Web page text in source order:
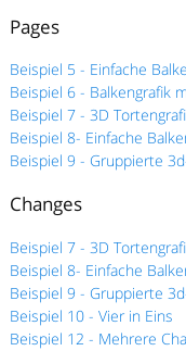
Pages
Beispiel 5 - Einfache
Beispiel 6 - Balkengrafik
Beispiel 7 - 3D
Beispiel 8- Einfache
Beispiel 9 - Gruppierte
Changes
Beispiel 7 - 3D
Beispiel 8- Einfache
Beispiel 9 - Gruppierte
Beispiel 10 - Vier in Eins
Beispiel 12 - Mehrere